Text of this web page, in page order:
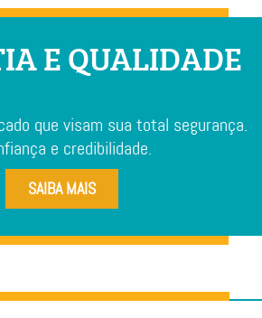
E QUALIDADE
que visam sua total segurança.
e credibilidade.
SAIBA MAIS